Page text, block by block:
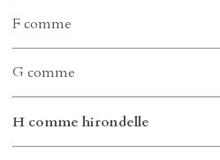
F comme
G comme
H comme hirondelle